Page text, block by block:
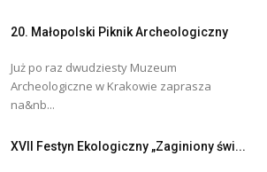
20. Małopolski Piknik Archeologiczny
Już po raz dwudziesty Muzeum
Archeologiczne w Krakowie zaprasza
na&nb...
XVII Festyn Ekologiczny „Zaginiony świ...